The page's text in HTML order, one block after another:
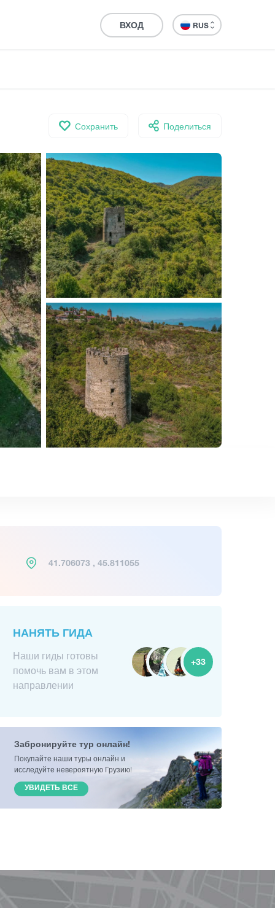
ВХОД RUS
Сохранить Поделиться
41.706073 , 45.811055
НАНЯТЬ ГИДА
Наши гиды готовы
помочь вам в этом
направлении
+33
Забронируйте тур онлайн!
Покупайте наши туры онлайн и
исследуйте невероятную Грузию!
УВИДЕТЬ ВСЕ